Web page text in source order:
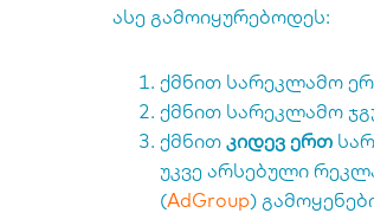
ასე გამოიყურებოდეს:
ქმნით სარეკლამო
ქმნით სარეკლამო
ქმნით კიდევ ერთ
უკვე არსებული
(AdGroup)